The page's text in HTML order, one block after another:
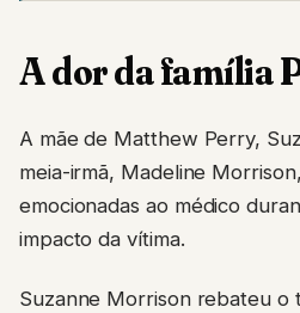
A dor da família
A mãe de Matthew Perry,
meia-irmã, Madeline
emocionadas ao médico
impacto da vítima.
Suzanne Morrison rebateu o